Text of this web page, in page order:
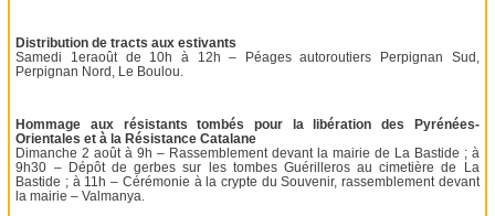
Distribution de tracts aux estivants
Samedi 1eraoût de 10h à 12h – Péages autoroutiers Perpignan Sud,
Perpignan Nord, Le Boulou.
Hommage aux résistants tombés pour la libération des Pyrénées-
Orientales et à la Résistance Catalane
Dimanche 2 août à 9h – Rassemblement devant la mairie de La Bastide ; à
9h30 – Dépôt de gerbes sur les tombes Guérilleros au cimetière de La
Bastide ; à 11h – Cérémonie à la crypte du Souvenir, rassemblement devant
la mairie – Valmanya.